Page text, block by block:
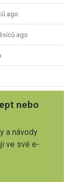
ago
ago
nebo
a návody
ve své e-